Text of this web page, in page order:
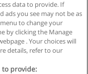
data to provide. If
ads you see may not be as
to change your
by clicking the Manage
. Your choices will
details, refer to our
provide: